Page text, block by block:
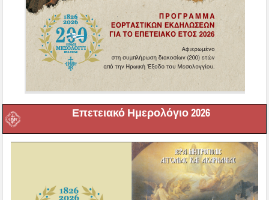
Επετειακό Ημερολόγιο 2026